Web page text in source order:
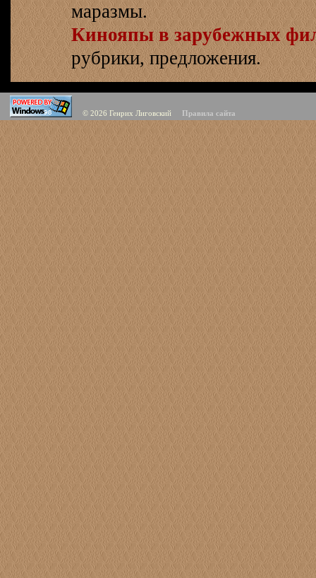
маразмы.
Кинояпы в зарубежных
рубрики, предложения.
© 2026 Генрих Лиговский Правила сайта